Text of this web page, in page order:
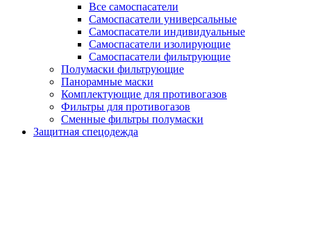
Все самоспасатели
Самоспасатели универсальные
Самоспасатели индивидуальные
Самоспасатели изолирующие
Самоспасатели фильтрующие
Полумаски фильтрующие
Панорамные маски
Комплектующие для противогазов
Фильтры для противогазов
Сменные фильтры полумаски
Защитная спецодежда